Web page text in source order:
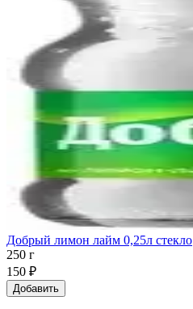
Добрый лимон лайм 0,25л стекло
250 г
150 ₽
Добавить